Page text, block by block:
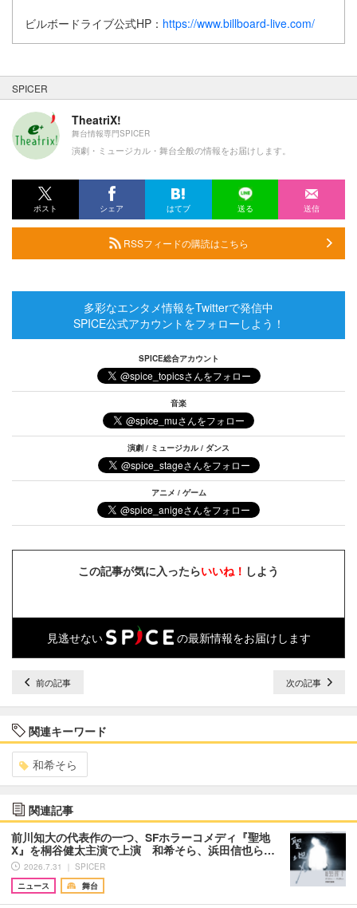
ビルボードライブ公式HP： https://www.billboard-live.com/
SPICER
TheatriX!
舞台情報専門SPICER
演劇・ミュージカル・舞台全般の情報をお届けします。
ポスト シェア はてブ 送る 送信
RSSフィードの購読はこちら
多彩なエンタメ情報をTwitterで発信中
SPICE公式アカウントをフォローしよう！
SPICE総合アカウント
音楽
演劇 / ミュージカル / ダンス
アニメ / ゲーム
この記事が気に入ったらいいね！ しよう
見逃せない の最新情報をお届けします
前の記事 次の記事
関連キーワード
和希そら
関連記事
前川知大の代表作の一つ、SFホラーコメディ『聖地
X』を桐谷健太主演で上演 和希そら、浜田信也ら…
2026.7.31 ｜ SPICER
ニュース
舞台